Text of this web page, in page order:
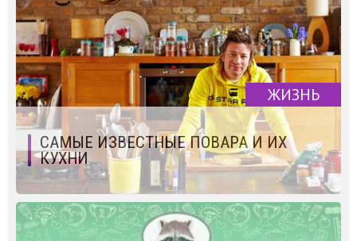
ЖИЗНЬ
САМЫЕ ИЗВЕСТНЫЕ ПОВАРА И ИХ
КУХНИ